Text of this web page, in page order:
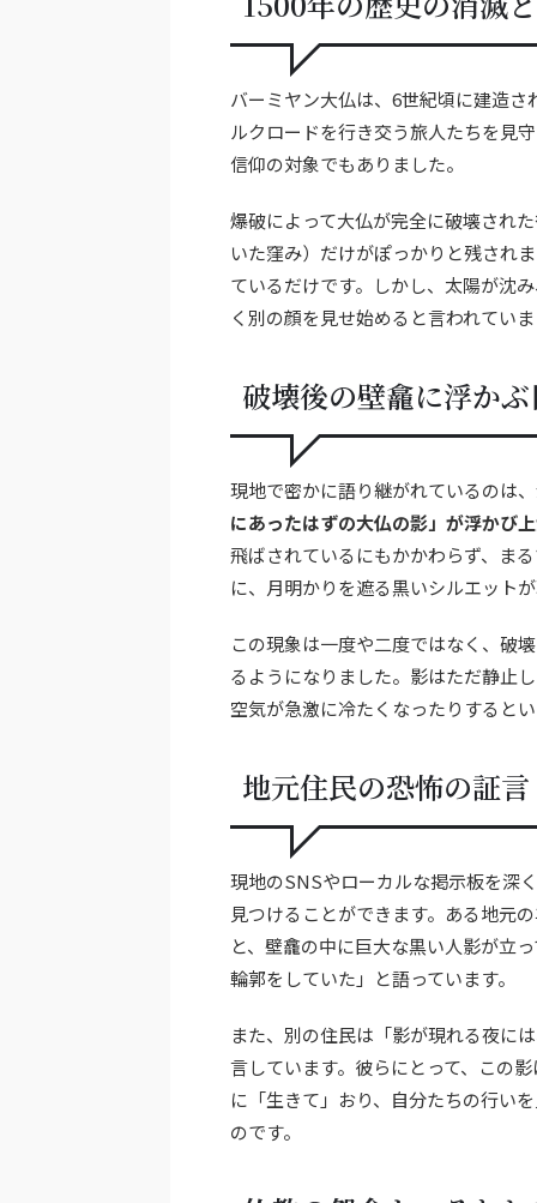
バーミヤン大仏は、6世紀頃に建造
ルクロードを行き交う旅人たちを見
信仰の対象でもありました。
爆破によって大仏が完全に破壊され
いた窪み）だけがぽっかりと残され
ているだけです。しかし、太陽が沈
く別の顔を見せ始めると言われてい
破壊後の壁龕に浮か
現地で密かに語り継がれているのは、
にあったはずの大仏の影」が浮かび
飛ばされているにもかかわらず、ま
に、月明かりを遮る黒いシルエット
この現象は一度や二度ではなく、破
るようになりました。影はただ静止
空気が急激に冷たくなったりすると
地元住民の恐怖の証言
現地のSNSやローカルな掲示板を深
見つけることができます。ある地元
と、壁龕の中に巨大な黒い人影が立
輪郭をしていた」と語っています。
また、別の住民は「影が現れる夜に
言しています。彼らにとって、この
に「生きて」おり、自分たちの行い
のです。